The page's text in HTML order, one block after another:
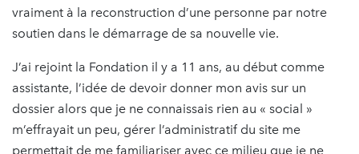
vraiment à la reconstruction d’une personne par notre
soutien dans le démarrage de sa nouvelle vie.
J’ai rejoint la Fondation il y a 11 ans, au début comme
assistante, l’idée de devoir donner mon avis sur un
dossier alors que je ne connaissais rien au « social »
m’effrayait un peu, gérer l’administratif du site me
permettait de me familiariser avec ce milieu que je ne